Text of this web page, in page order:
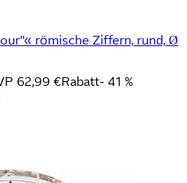
römische Ziffern, rund, Ø
62,99 €Rabatt- 41 %